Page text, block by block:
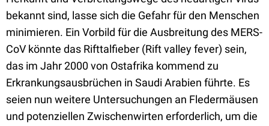
bekannt sind, lasse sich die Gefahr für den Menschen
minimieren. Ein Vorbild für die Ausbreitung des MERS-
CoV könnte das Rifttalfieber (Rift valley fever) sein,
das im Jahr 2000 von Ostafrika kommend zu
Erkrankungsausbrüchen in Saudi Arabien führte. Es
seien nun weitere Untersuchungen an Fledermäusen
und potenziellen Zwischenwirten erforderlich, um die